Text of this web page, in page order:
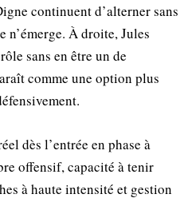
continuent d’alterner sans
À droite, Jules
sans en être un de
comme une option plus
dès l’entrée en phase à
offensif, capacité à tenir
à haute intensité et gestion